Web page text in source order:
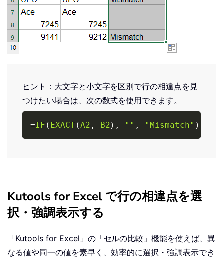
ヒント：大文字と小文字を区別で行の相違点を見
つけたい場合は、次の数式を使用できます。
=IF ( EXACT(A2 , B2 ) , "" , "Mismatch" )
Copy
Kutools for Excel で行の相違点を選
択・強調表示する
「Kutools for Excel」の「セルの比較」機能を使えば、異
なる値や同一の値を素早く、効率的に選択・強調表示でき